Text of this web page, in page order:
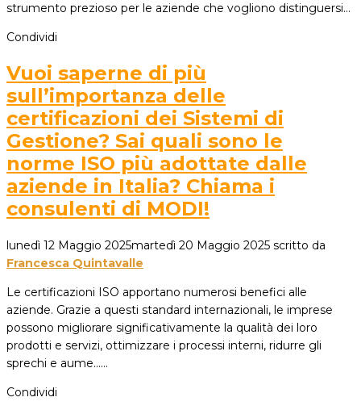
strumento prezioso per le aziende che vogliono distinguersi…
Condividi
Vuoi saperne di più
sull’importanza delle
certificazioni dei Sistemi di
Gestione? Sai quali sono le
norme ISO più adottate dalle
aziende in Italia? Chiama i
consulenti di MODI!
lunedì 12 Maggio 2025martedì 20 Maggio 2025 scritto da
Francesca Quintavalle
Le certificazioni ISO apportano numerosi benefici alle
aziende. Grazie a questi standard internazionali, le imprese
possono migliorare significativamente la qualità dei loro
prodotti e servizi, ottimizzare i processi interni, ridurre gli
sprechi e aume...…
Condividi